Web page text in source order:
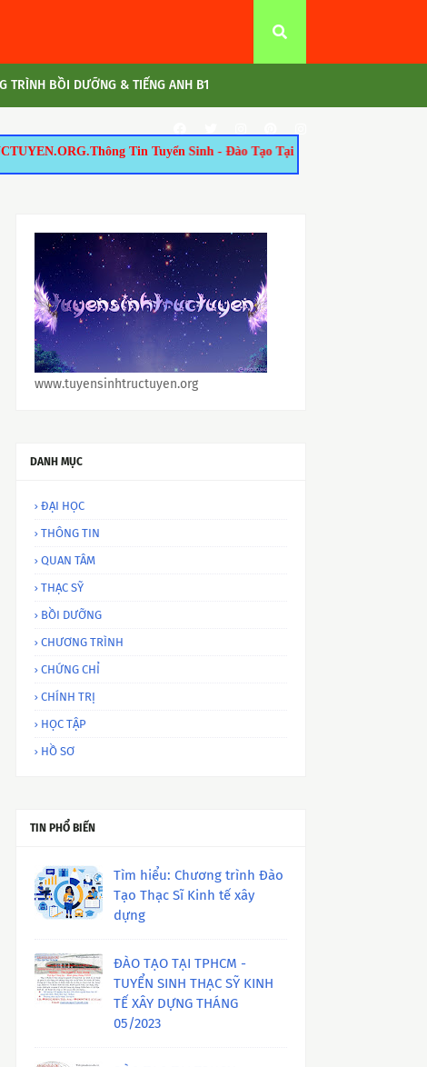
TRÌNH BỒI DƯỠNG & TIẾNG ANH B1
Tin Tuyển Sinh - Đào Tạo Tại TP.HCM: 1/ Tuyển Sinh Thạc Sĩ: -
www.tuyensinhtructuyen.org
DANH MỤC
ĐẠI HỌC
THÔNG TIN
QUAN TÂM
THẠC SỸ
BỒI DƯỠNG
CHƯƠNG TRÌNH
CHỨNG CHỈ
CHÍNH TRỊ
HỌC TẬP
HỒ SƠ
TIN PHỔ BIẾN
Tìm hiểu: Chương trình Đào
Tạo Thạc Sĩ Kinh tế xây
dựng
ĐÀO TẠO TẠI TPHCM -
TUYỂN SINH THẠC SỸ KINH
TẾ XÂY DỰNG THÁNG
05/2023